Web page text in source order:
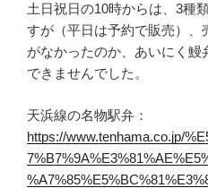
土日祝日の10時からは、3種
すが（平日は予約で販売）、
がなかったのか、あいにく鰻
できませんでした。
天浜線の名物駅弁：
https://www.tenhama.co.jp/